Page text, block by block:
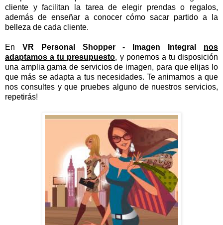
cliente y facilitan la tarea de elegir prendas o regalos,
además de enseñar a conocer cómo sacar partido a la
belleza de cada cliente.
En VR Personal Shopper - Imagen Integral
nos
adaptamos a tu presupuesto, y ponemos a tu disposición
una amplia gama de servicios de imagen, para que elijas lo
que más se adapta a tus necesidades. Te animamos a que
nos consultes y que pruebes alguno de nuestros servicios,
repetirás!